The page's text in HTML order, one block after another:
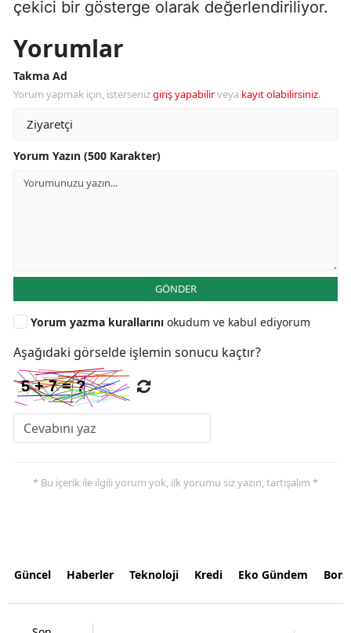
çekici bir gösterge olarak değerlendiriliyor.
Yorumlar
Takma Ad
Yorum yapmak için, istersenizgiriş yapabilirveya kayıt olabilirsiniz.
Yorum Yazın (500 Karakter)
GÖNDER
Yorum yazma kurallarını okudum ve kabul ediyorum
Aşağıdaki görselde işlemin sonucu kaçtır?
* Bu içerik ile ilgili yorum yok, ilk yorumu siz yazın, tartışalım *
Güncel Haberler Teknoloji Kredi Eko Gündem